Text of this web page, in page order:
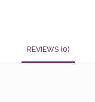
REVIEWS (0)